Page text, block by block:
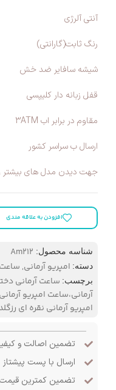
آنتی آلرژی
رنگ ثابت(گارانتی)
شیشه سافایر ضد خش
قفل زبانه دار کلیپسی
مقاوم در برابر اب 3ATM
ارسال ب سراسر کشور
جهت دیدن مدل های بیشتر و
افزودن به علاقه مندی
شناسه محصول: Am212
دسته: امپریو آرمانی, ساعت
برچسب: ساعت آرمانی
آرمانی،ساعت امپریو
امپریو آرمانی نقره ای
تضمین اصالت و
ارسال با پست پیشتاز
تضمین کمترین قیمت